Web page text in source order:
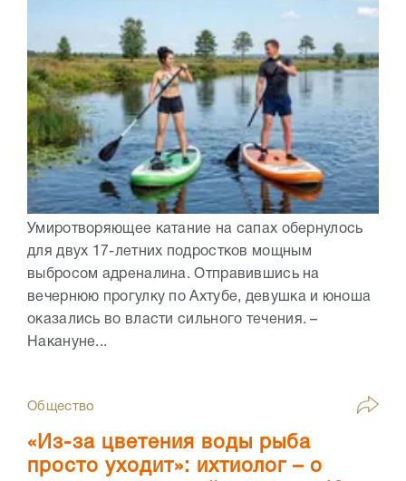
Умиротворяющее катание на сапах обернулось
для двух 17-летних подростков мощным
выбросом адреналина. Отправившись на
вечернюю прогулку по Ахтубе, девушка и юноша
оказались во власти сильного течения. –
Накануне...
Общество
«Из-за цветения воды рыба
просто уходит»: ихтиолог – о